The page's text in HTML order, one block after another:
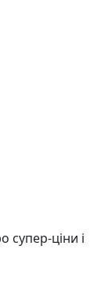
супер-ціни і